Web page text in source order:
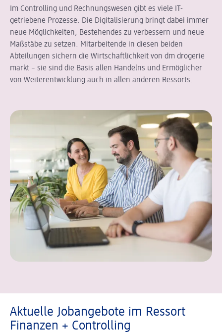
Im Controlling und Rechnungswesen gibt es viele IT-
getriebene Prozesse. Die Digitalisierung bringt dabei immer
neue Möglichkeiten, Bestehendes zu verbessern und neue
Maßstäbe zu setzen. Mitarbeitende in diesen beiden
Abteilungen sichern die Wirtschaftlichkeit von dm drogerie
markt – sie sind die Basis allen Handelns und Ermöglicher
von Weiterentwicklung auch in allen anderen Ressorts.
Aktuelle Jobangebote im Ressort
Finanzen + Controlling